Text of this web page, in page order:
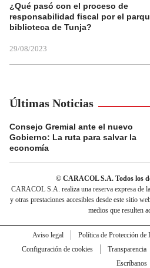
¿Qué pasó con el proceso de
responsabilidad fiscal por el
biblioteca de Tunja?
29/08/2023
Últimas Noticias
Consejo Gremial ante el nuevo
Gobierno: La ruta para salvar la
economía
© CARACOL S.A. Todos los
CARACOL S.A. realiza una reserva expresa de
y otras prestaciones accesibles desde este sitio
medios que resulten
Aviso legal Política de Protección de
Configuración de cookies
Transparencia
Escríbanos